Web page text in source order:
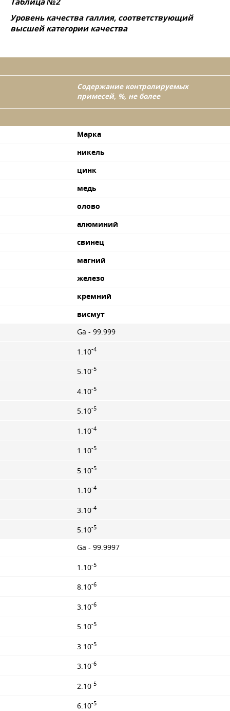
Уровень качества галлия, соответствующий
высшей категории качества
Содержание контролируемых
примесей, %, не более
Марка
никель
цинк
медь
олово
алюминий
свинец
магний
железо
кремний
висмут
Ga - 99.999
1.10-4
5.10-5
4.10-5
5.10-5
1.10-4
1.10-5
5.10-5
1.10-4
3.10-4
5.10-5
Ga - 99.9997
1.10-5
8.10-6
3.10-6
5.10-5
3.10-5
3.10-6
2.10-5
6.10-5